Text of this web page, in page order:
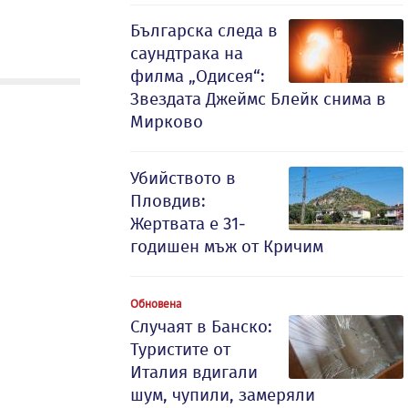
Българска следа в
саундтрака на
филма „Одисея“:
Звездата Джеймс Блейк снима в
Мирково
Убийството в
Пловдив:
Жертвата е 31-
годишен мъж от Кричим
Обновена
Случаят в Банско:
Туристите от
Италия вдигали
шум, чупили, замеряли